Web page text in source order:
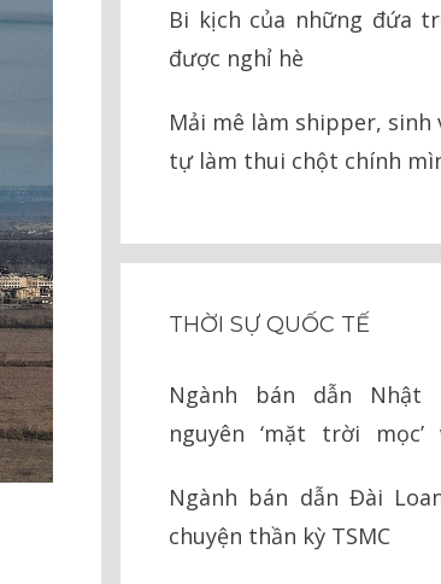
Bi kịch của những đứa
được nghỉ hè
Mải mê làm shipper, sinh
tự làm thui chột chính
THỜI SỰ QUỐC TẾ
Ngành bán dẫn Nhật
nguyên ‘mặt trời mọc’
Ngành bán dẫn Đài
chuyện thần kỳ TSMC